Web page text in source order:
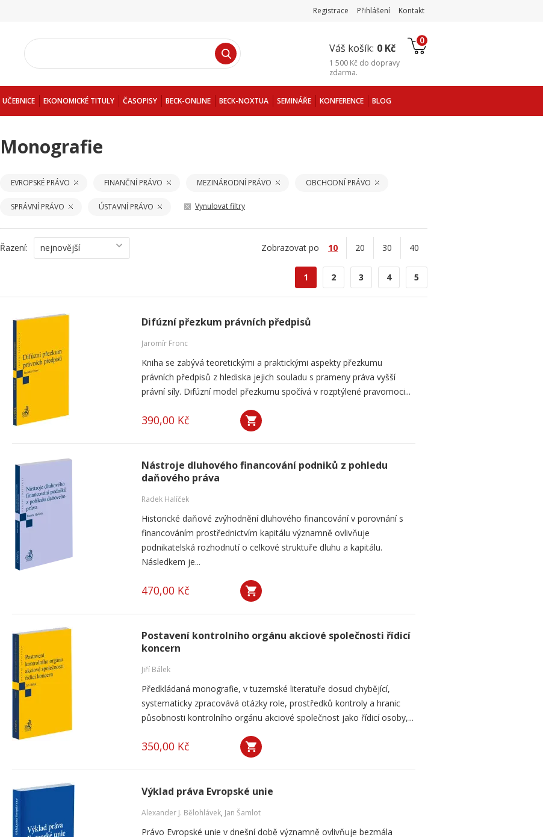
Registrace Přihlášení Kontakt
Váš košík: 0 Kč
0
1 500 Kč do dopravy
zdarma.
UČEBNICE EKONOMICKÉ TITULY ČASOPISY BECK-ONLINE BECK-NOXTUA SEMINÁŘE KONFERENCE BLOG
Monografie
EVROPSKÉ PRÁVO FINANČNÍ PRÁVO MEZINÁRODNÍ PRÁVO OBCHODNÍ PRÁVO
SPRÁVNÍ PRÁVO ÚSTAVNÍ PRÁVO Vynulovat filtry
Řazení: nejnovější Zobrazovat po 10 20 30 40
1 2 3 4 5
Difúzní přezkum právních předpisů
Jaromír Fronc
Kniha se zabývá teoretickými a praktickými aspekty přezkumu
právních předpisů z hlediska jejich souladu s prameny práva vyšší
právní síly. Difúzní model přezkumu spočívá v rozptýlené pravomoci...
390,00 Kč
Nástroje dluhového financování podniků z pohledu
daňového práva
Radek Halíček
Historické daňové zvýhodnění dluhového financování v porovnání s
financováním prostřednictvím kapitálu významně ovlivňuje
podnikatelská rozhodnutí o celkové struktuře dluhu a kapitálu.
Následkem je...
470,00 Kč
Postavení kontrolního orgánu akciové společnosti řídicí
koncern
Jiří Bálek
Předkládaná monografie, v tuzemské literatuře dosud chybějící,
systematicky zpracovává otázky role, prostředků kontroly a hranic
působnosti kontrolního orgánu akciové společnost jako řídicí osoby,...
350,00 Kč
Výklad práva Evropské unie
Alexander J. Bělohlávek, Jan Šamlot
Právo Evropské unie v dnešní době významně ovlivňuje bezmála